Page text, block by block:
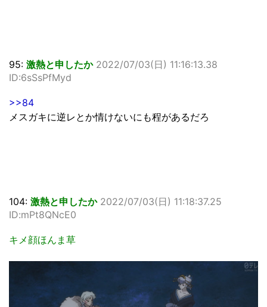
95: 激熱と申したか 2022/07/03(日) 11:16:13.38
ID:6sSsPfMyd
>>84
メスガキに逆レとか情けないにも程があるだろ
104: 激熱と申したか 2022/07/03(日) 11:18:37.25
ID:mPt8QNcE0
キメ顔ほんま草